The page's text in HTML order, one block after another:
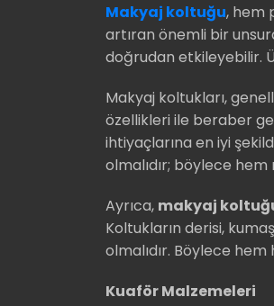
Makyaj koltuğu, hem
artıran önemli bir
doğrudan etkileyebilir.
Makyaj koltukları,
özellikleri ile beraber
ihtiyaçlarına en iyi
olmalıdır; böylece
Ayrıca, makyaj
Koltukların derisi,
olmalıdır. Böylece hem
Kuaför Malzemeleri